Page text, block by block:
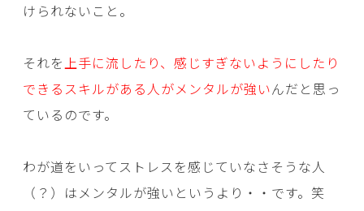
けられないこと。
それを上手に流したり、感じすぎないようにしたり
できるスキルがある人がメンタルが強いんだと思っ
ているのです。
わが道をいってストレスを感じていなさそうな人
（？）はメンタルが強いというより・・です。笑